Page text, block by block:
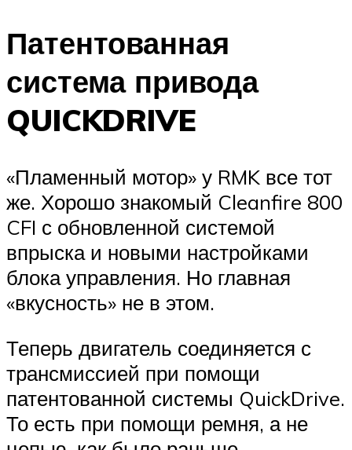
Патентованная
система привода
QUICKDRIVE
«Пламенный мотор» у RMK все тот
же. Хорошо знакомый Cleanfire 800
CFI с обновленной системой
впрыска и новыми настройками
блока управления. Но главная
«вкусность» не в этом.
Теперь двигатель соединяется с
трансмиссией при помощи
патентованной системы QuickDrive.
То есть при помощи ремня, а не